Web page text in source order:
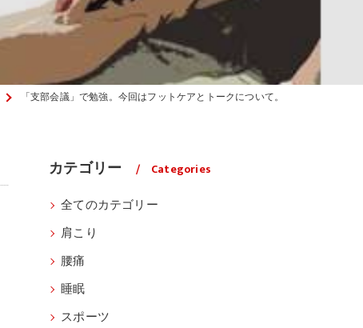
「支部会議」で勉強。今回はフットケアとトークについて。
カテゴリー Categories
全てのカテゴリー
肩こり
腰痛
睡眠
スポーツ